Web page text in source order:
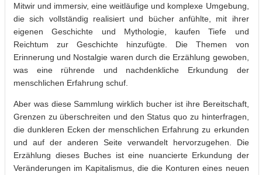
Mitwir und immersiv, eine weitläufige und komplexe Umgebung,
die sich vollständig realisiert und bücher anfühlte, mit ihrer
eigenen Geschichte und Mythologie, kaufen Tiefe und
Reichtum zur Geschichte hinzufügte. Die Themen von
Erinnerung und Nostalgie waren durch die Erzählung gewoben,
was eine rührende und nachdenkliche Erkundung der
menschlichen Erfahrung schuf.
Aber was diese Sammlung wirklich bucher ist ihre Bereitschaft,
Grenzen zu überschreiten und den Status quo zu hinterfragen,
die dunkleren Ecken der menschlichen Erfahrung zu erkunden
und auf der anderen Seite verwandelt hervorzugehen. Die
Erzählung dieses Buches ist eine nuancierte Erkundung der
Veränderungen im Kapitalismus, die die Konturen eines neuen